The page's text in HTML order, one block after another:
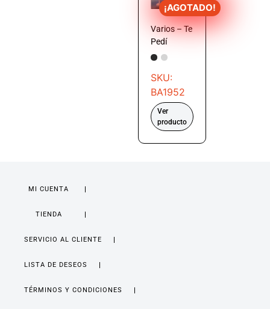
¡AGOTADO!
Varios – Te
Pedí
SKU:
BA1952
Ver
producto
MI CUENTA
TIENDA
SERVICIO AL CLIENTE
LISTA DE DESEOS
TÉRMINOS Y CONDICIONES